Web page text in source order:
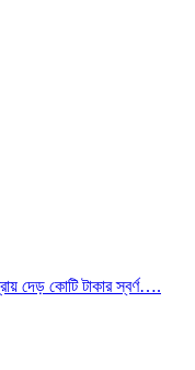
দেড় কোটি টাকার স্বর্ণ….